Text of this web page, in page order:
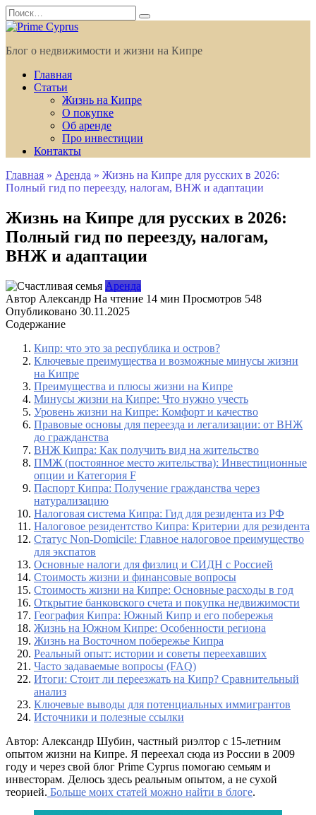
Перейти
к
содержанию
Search
for:
Блог о недвижимости и жизни на Кипре
Главная
Статьи
Жизнь на Кипре
О покупке
Об аренде
Про инвестиции
Контакты
Главная » Аренда » Жизнь на Кипре для русских в 2026:
Полный гид по переезду, налогам, ВНЖ и адаптации
Жизнь на Кипре для русских в 2026:
Полный гид по переезду, налогам,
ВНЖ и адаптации
Аренда
Автор Александр На чтение 14 мин Просмотров 548
Опубликовано 30.11.2025
Содержание
Кипр: что это за республика и остров?
Ключевые преимущества и возможные минусы жизни
на Кипре
Преимущества и плюсы жизни на Кипре
Минусы жизни на Кипре: Что нужно учесть
Уровень жизни на Кипре: Комфорт и качество
Правовые основы для переезда и легализации: от ВНЖ
до гражданства
ВНЖ Кипра: Как получить вид на жительство
ПМЖ (постоянное место жительства): Инвестиционные
опции и Категория F
Паспорт Кипра: Получение гражданства через
натурализацию
Налоговая система Кипра: Гид для резидента из РФ
Налоговое резидентство Кипра: Критерии для резидента
Статус Non-Domicile: Главное налоговое преимущество
для экспатов
Основные налоги для физлиц и СИДН с Россией
Стоимость жизни и финансовые вопросы
Стоимость жизни на Кипре: Основные расходы в год
Открытие банковского счета и покупка недвижимости
География Кипра: Южный Кипр и его побережья
Жизнь на Южном Кипре: Особенности региона
Жизнь на Восточном побережье Кипра
Реальный опыт: истории и советы переехавших
Часто задаваемые вопросы (FAQ)
Итоги: Стоит ли переезжать на Кипр? Сравнительный
анализ
Ключевые выводы для потенциальных иммигрантов
Источники и полезные ссылки
Автор: Александр Шубин, частный риэлтор с 15-летним
опытом жизни на Кипре. Я переехал сюда из России в 2009
году и через свой блог Prime Cyprus помогаю семьям и
инвесторам. Делюсь здесь реальным опытом, а не сухой
теорией. Больше моих статей можно найти в блоге.